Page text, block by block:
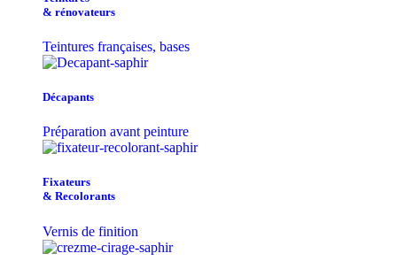
& r​é​novateurs
Teintures françaises, bases
Décapants
Préparation avant peinture
Fixateurs
& Recolorants
Vernis de finition